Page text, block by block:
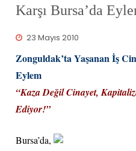
Karşı Bursa’da
23 Mayıs 2010
Zonguldak’ta Yaşanan İş
Eylem
“Kaza Değil Cinayet,
Ediyor!”
Bursa’da,